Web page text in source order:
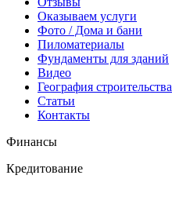
Оказываем услуги
Фото / Дома и бани
Пиломатериалы
Фундаменты для зданий
Видео
География строительства
Статьи
Контакты
Финансы
Кредитование